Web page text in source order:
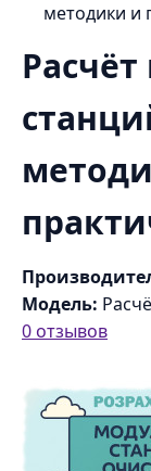
методики и
Модель:
0 отзывов